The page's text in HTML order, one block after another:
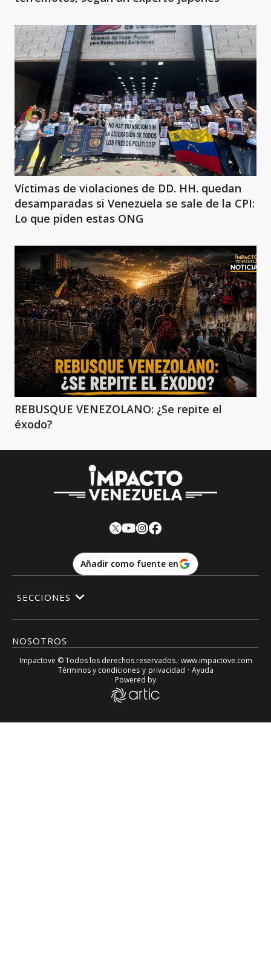
Víctimas de violaciones de DD. HH. quedan
desamparadas si Venezuela se sale de la CPI:
Lo que piden estas ONG
REBUSQUE VENEZOLANO: ¿Se repite el
éxodo?
Añadir como fuente en
NOSOTROS
SECCIONES
Impactove © Todos los derechos reservados.· www.impactove.com
Términos y condiciones y privacidad · Ayuda
Powered by